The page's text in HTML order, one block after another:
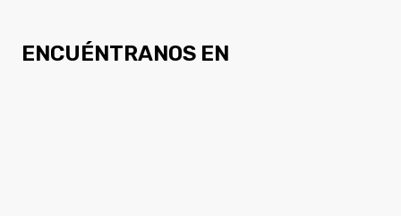
ENCUÉNTRANOS EN